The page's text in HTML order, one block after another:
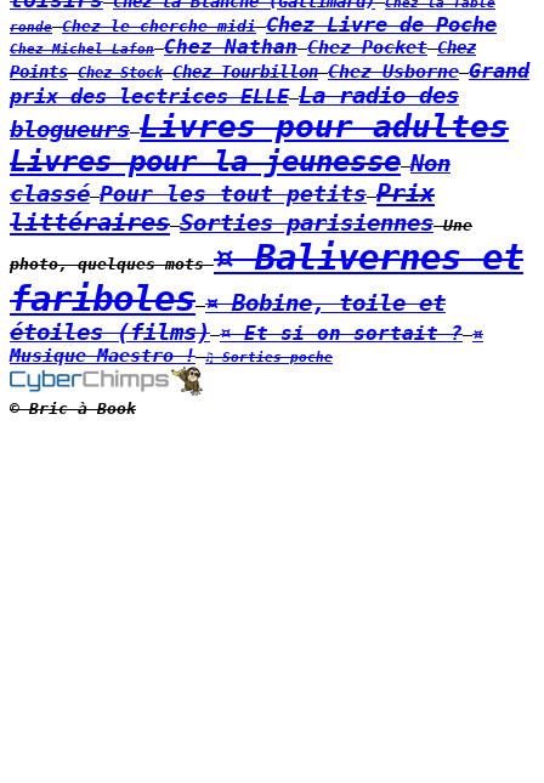
ronde
Chez le cherche midi Chez Livre de Poche
Chez Michel Lafon Chez Nathan Chez Pocket Chez
Points Chez Stock Chez Tourbillon Chez Usborne Grand
prix des lectrices ELLE La radio des
blogueurs Livres pour adultes
Livres pour la jeunesse Non
classé Pour les tout petits Prix
littéraires Sorties parisiennesUne
photo, quelques mots¤ Balivernes et
fariboles ¤ Bobine, toile et
étoiles (films) ¤ Et si on sortait ? ¤
Musique Maestro ! ♫ Sorties poche
© Bric à Book